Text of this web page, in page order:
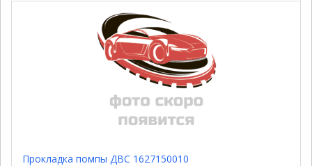
Прокладка помпы ДВС 1627150010